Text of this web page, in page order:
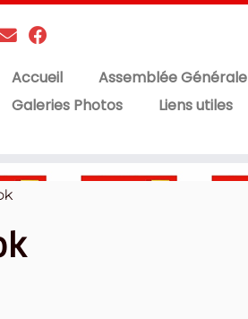
Accueil Assemblée Générale
Galeries Photos
Liens utiles